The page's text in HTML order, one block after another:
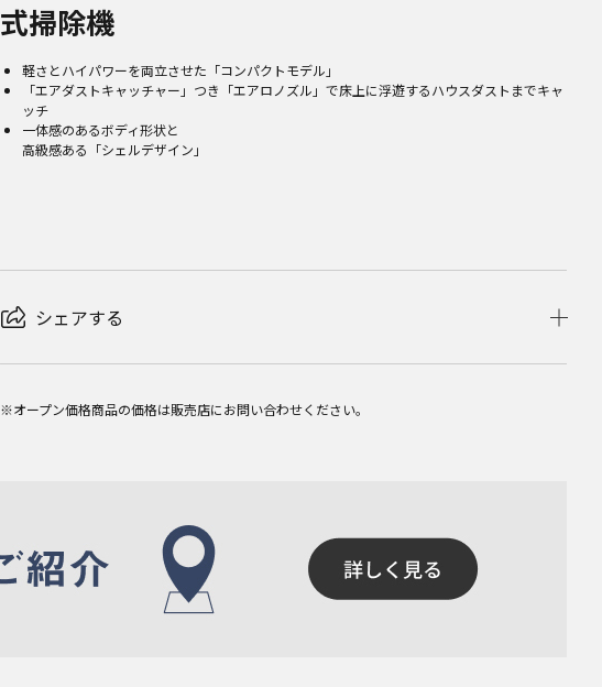
式掃除機
軽さとハイパワーを両立させた「コンパクトモデル」
「エアダストキャッチャー」つき「エアロノズル」で床上に浮遊するハウスダストまでキャ
ッチ
一体感のあるボディ形状と
高級感ある「シェルデザイン」
シェアする
※オープン価格商品の価格は販売店にお問い合わせください。